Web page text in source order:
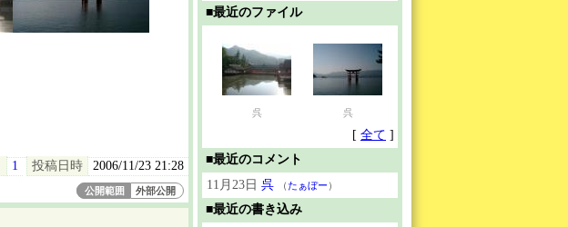
1 投稿日時 2006/11/23 21:28
公開範囲 外部公開
■最近のファイル
呉 呉
[ 全て ]
■最近のコメント
11月23日 呉 （たぁぼー ）
■最近の書き込み